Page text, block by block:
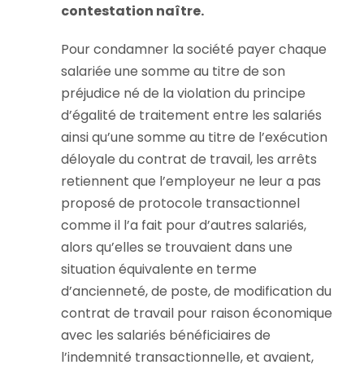
contestation naître.
Pour condamner la société payer chaque
salariée une somme au titre de son
préjudice né de la violation du principe
d’égalité de traitement entre les salariés
ainsi qu’une somme au titre de l’exécution
déloyale du contrat de travail, les arrêts
retiennent que l’employeur ne leur a pas
proposé de protocole transactionnel
comme il l’a fait pour d’autres salariés,
alors qu’elles se trouvaient dans une
situation équivalente en terme
d’ancienneté, de poste, de modification du
contrat de travail pour raison économique
avec les salariés bénéficiaires de
l’indemnité transactionnelle, et avaient,